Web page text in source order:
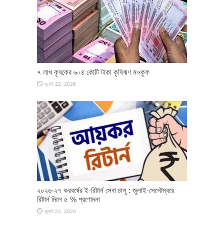
৭ লাখ কৃষকের ৬০৪ কোটি টাকা কৃষিঋণ মওকুফ
জুলাই 22, 2026
২০২৬-২৭ করবর্ষের ই-রিটার্ন সেবা চালু : জুলাই-সেপ্টেম্বরে
রিটার্ন দিলে ৫ % প্রণোদনা
জুলাই 22, 2026